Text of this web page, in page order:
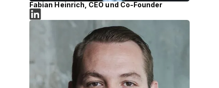
Fabian Heinrich, CEO und Co-Founder